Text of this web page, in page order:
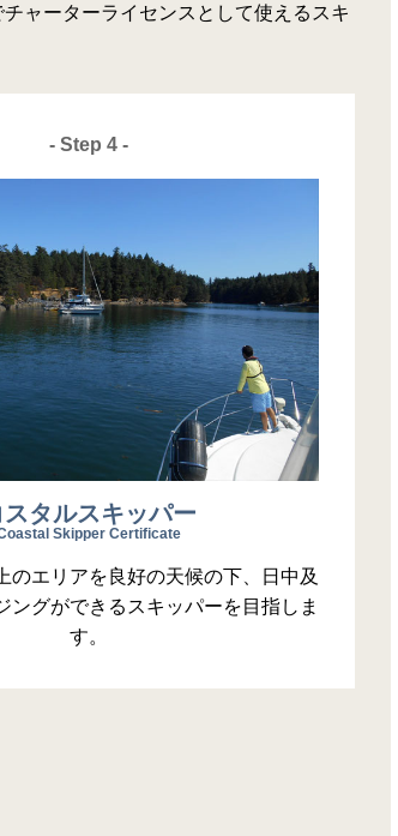
ャーターライセンスとして使えるスキ
- Step 4 -
スタルスキッパー
Skipper Certificate
のエリアを良好の天候の下、日中及
ングができるスキッパーを目指しま
す。